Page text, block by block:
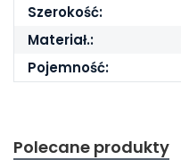
Szerokość:
Materiał.:
Pojemność:
Polecane produkty